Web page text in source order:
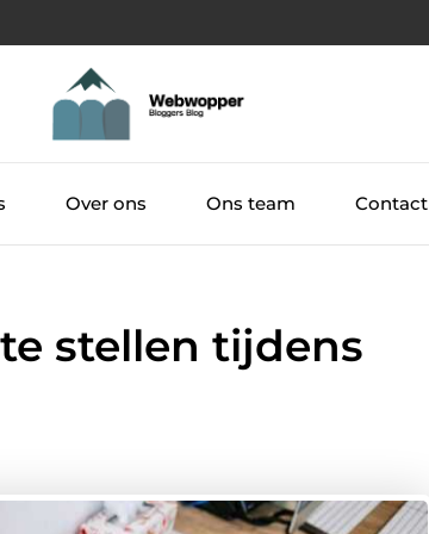
Over ons Ons team Contact
stellen tijdens